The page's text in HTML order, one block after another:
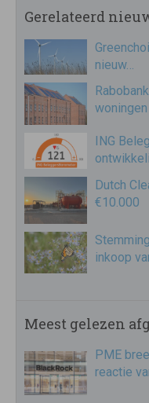
Gerelateerd
nieuw…
ING
Dutch
€10.000
inkoop
Meest gelezen
PME
reactie